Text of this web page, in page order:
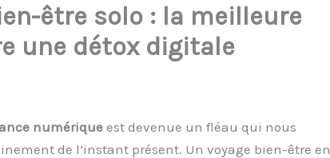
être solo : la meilleure
une détox digitale
numériqueest devenue un fléau qui nous
de l’instant présent. Un voyage bien-être en